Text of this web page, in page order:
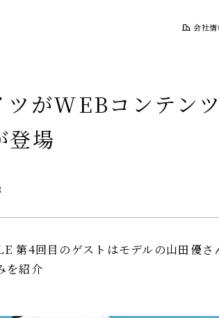
会社
ート
株主総会
ツがWEBコンテン
登場
第4回目のゲストはモデルの山田優さ
を紹介